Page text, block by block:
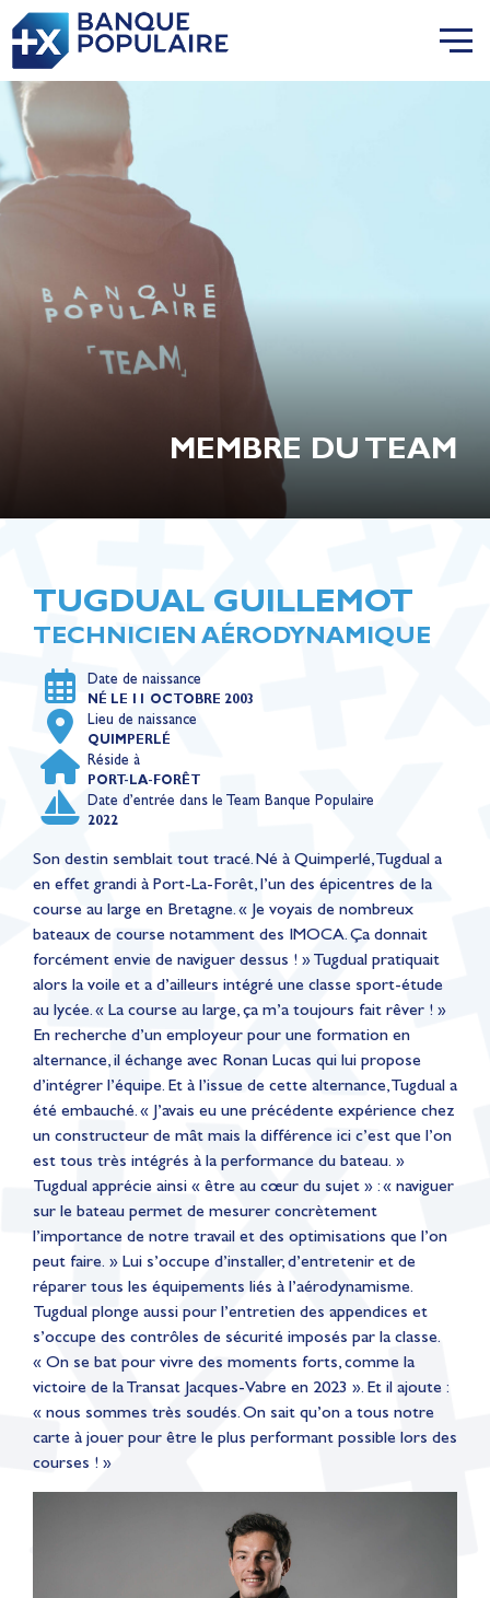
MEMBRE DU TEAM
TUGDUAL GUILLEMOT
TECHNICIEN AÉRODYNAMIQUE
Date de naissance
NÉ LE 11 OCTOBRE 2003
Lieu de naissance
QUIMPERLÉ
Réside à
PORT-LA-FORÊT
Date d’entrée dans le Team Banque Populaire
2022
Son destin semblait tout tracé. Né à Quimperlé, Tugdual a
en effet grandi à Port-La-Forêt, l’un des épicentres de la
course au large en Bretagne. « Je voyais de nombreux
bateaux de course notamment des IMOCA. Ça donnait
forcément envie de naviguer dessus ! » Tugdual pratiquait
alors la voile et a d’ailleurs intégré une classe sport-étude
au lycée. « La course au large, ça m’a toujours fait rêver ! »
En recherche d’un employeur pour une formation en
alternance, il échange avec Ronan Lucas qui lui propose
d’intégrer l’équipe. Et à l’issue de cette alternance, Tugdual a
été embauché. « J’avais eu une précédente expérience chez
un constructeur de mât mais la différence ici c’est que l’on
est tous très intégrés à la performance du bateau. »
Tugdual apprécie ainsi « être au cœur du sujet » : « naviguer
sur le bateau permet de mesurer concrètement
l’importance de notre travail et des optimisations que l’on
peut faire. » Lui s’occupe d’installer, d’entretenir et de
réparer tous les équipements liés à l’aérodynamisme.
Tugdual plonge aussi pour l’entretien des appendices et
s’occupe des contrôles de sécurité imposés par la classe.
« On se bat pour vivre des moments forts, comme la
victoire de la Transat Jacques-Vabre en 2023 ». Et il ajoute :
« nous sommes très soudés. On sait qu’on a tous notre
carte à jouer pour être le plus performant possible lors des
courses ! »